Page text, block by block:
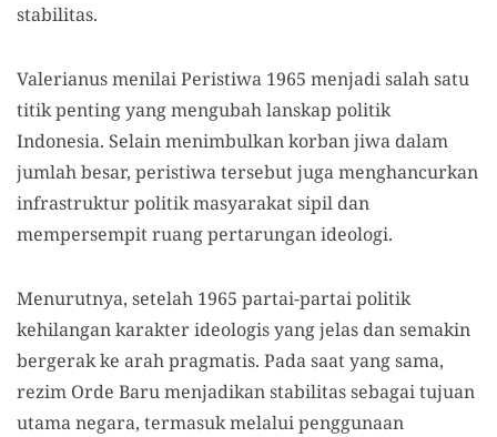
stabilitas.
Valerianus menilai Peristiwa 1965 menjadi salah satu
titik penting yang mengubah lanskap politik
Indonesia. Selain menimbulkan korban jiwa dalam
jumlah besar, peristiwa tersebut juga menghancurkan
infrastruktur politik masyarakat sipil dan
mempersempit ruang pertarungan ideologi.
Menurutnya, setelah 1965 partai-partai politik
kehilangan karakter ideologis yang jelas dan semakin
bergerak ke arah pragmatis. Pada saat yang sama,
rezim Orde Baru menjadikan stabilitas sebagai tujuan
utama negara, termasuk melalui penggunaan